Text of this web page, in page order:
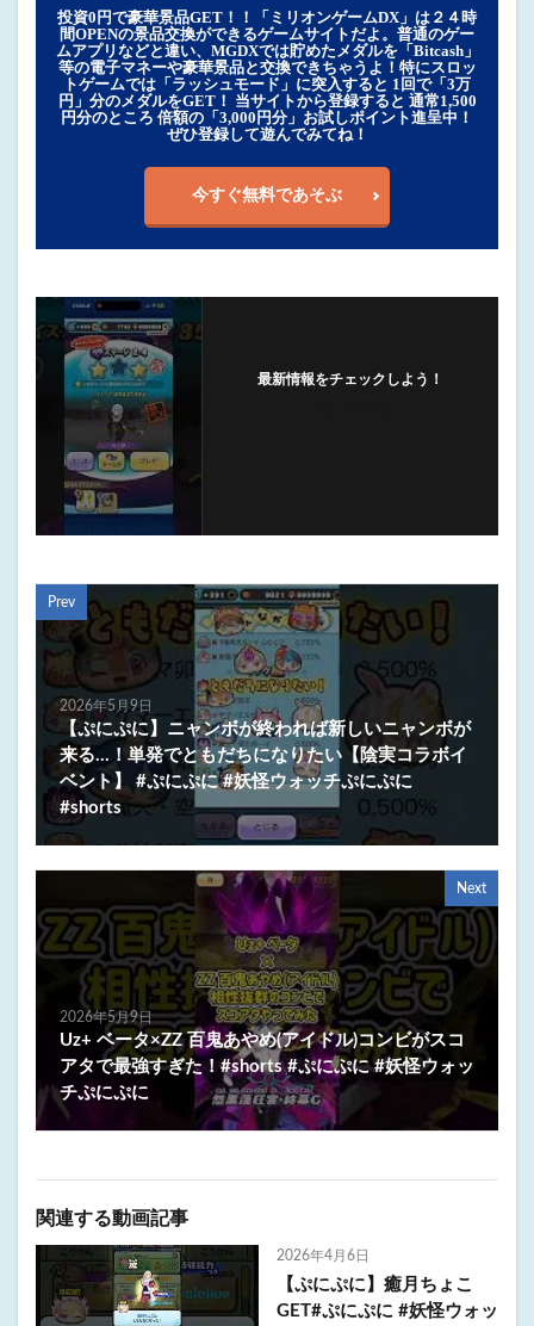
投資0円で豪華景品GET！！「ミリオンゲームDX」は２４時
間OPENの景品交換ができるゲームサイトだよ。普通のゲー
ムアプリなどと違い、MGDXでは貯めたメダルを「Bitcash」
等の電子マネーや豪華景品と交換できちゃうよ！特にスロッ
トゲームでは「ラッシュモード」に突入すると 1回で「3万
円」分のメダルをGET！ 当サイトから登録すると 通常1,500
円分のところ 倍額の「3,000円分」お試しポイント進呈中！
ぜひ登録して遊んでみてね！
今すぐ無料であそぶ
最新情報をチェックしよう！
Prev
2026年5月9日
【ぷにぷに】ニャンボが終われば新しいニャンボが
来る…！単発でともだちになりたい【陰実コラボイ
ベント】 #ぷにぷに #妖怪ウォッチぷにぷに
#shorts
Next
2026年5月9日
Uz+ ベータ×ZZ 百鬼あやめ(アイドル)コンビがスコ
アタで最強すぎた！#shorts #ぷにぷに #妖怪ウォッ
チぷにぷに
関連する動画記事
2026年4月6日
【ぷにぷに】癒月ちょこ
GET#ぷにぷに #妖怪ウォッ